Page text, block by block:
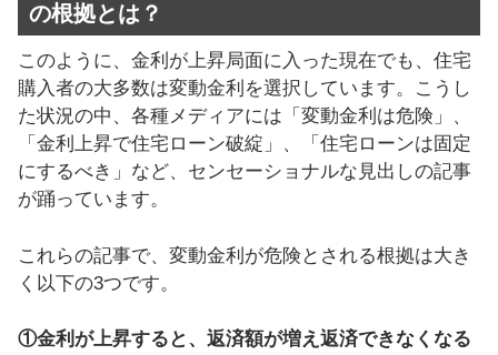
の根拠とは？
このように、金利が上昇局面に入った現在でも、住宅
購入者の大多数は変動金利を選択しています。こうし
た状況の中、各種メディアには「変動金利は危険」、
「金利上昇で住宅ローン破綻」、「住宅ローンは固定
にするべき」など、センセーショナルな見出しの記事
が踊っています。
これらの記事で、変動金利が危険とされる根拠は大き
く以下の3つです。
①金利が上昇すると、返済額が増え返済できなくなる